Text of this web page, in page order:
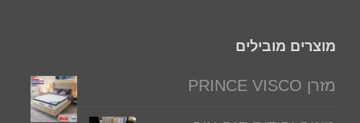
מוצרים מובילים
מזרן PRINCE VISCO